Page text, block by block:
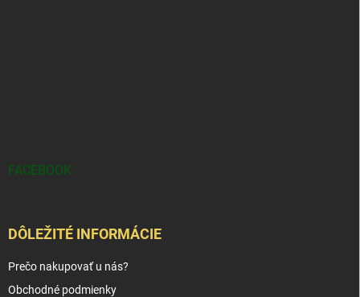
FACEBOOK
DÔLEŽITÉ INFORMÁCIE
Prečo nakupovať u nás?
Obchodné podmienky